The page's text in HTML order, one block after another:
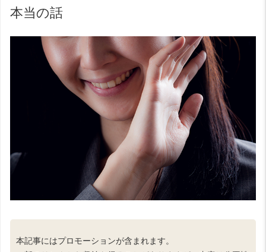
本当の話
本記事にはプロモーションが含まれます。